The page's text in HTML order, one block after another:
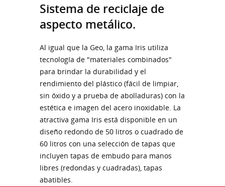
Sistema de reciclaje de
aspecto metálico.
Al igual que la Geo, la gama Iris utiliza
tecnología de "materiales combinados"
para brindar la durabilidad y el
rendimiento del plástico (fácil de limpiar,
sin óxido y a prueba de abolladuras) con la
estética e imagen del acero inoxidable. La
atractiva gama Iris está disponible en un
diseño redondo de 50 litros o cuadrado de
60 litros con una selección de tapas que
incluyen tapas de embudo para manos
libres (redondas y cuadradas), tapas
abatibles.